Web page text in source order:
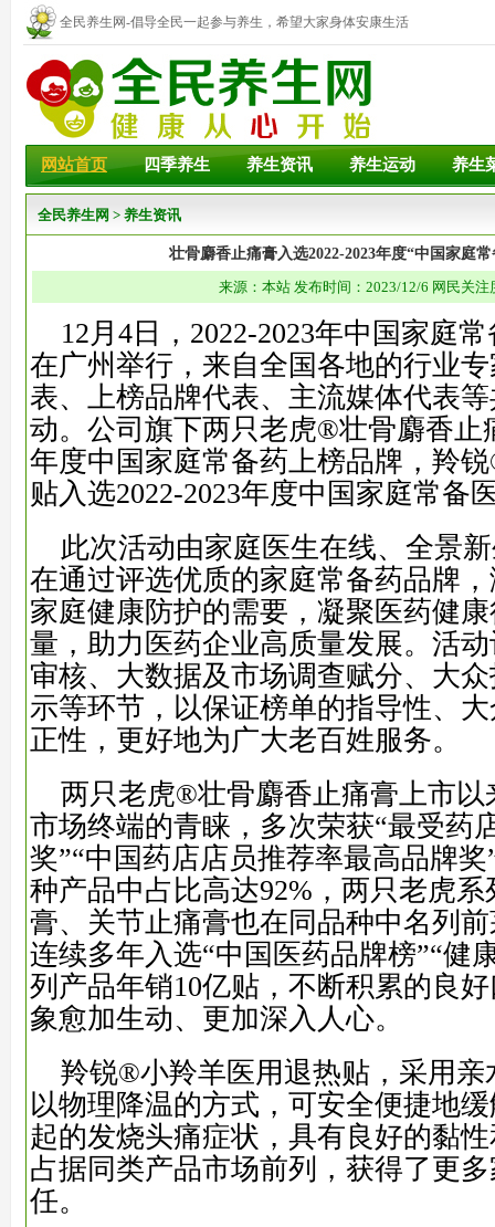
全民养生网-倡导全民一起参与养生，希望大家身体安康生活
幸福！
网站首页 四季养生 养生资讯 养生运动 养生
全民养生网 > 养生资讯
壮骨麝香止痛膏入选2022-2023年度“中国家庭
来源：本站 发布时间：2023/12/6 网民关注
12月4日，2022-2023年中国家庭
在广州举行，来自全国各地的行业
表、上榜品牌代表、主流媒体代表
动。公司旗下两只老虎®壮骨麝香止
年度中国家庭常备药上榜品牌，羚
贴入选2022-2023年度中国家庭常备
此次活动由家庭医生在线、全景
在通过评选优质的家庭常备药品牌
家庭健康防护的需要，凝聚医药健
量，助力医药企业高质量发展。活
审核、大数据及市场调查赋分、大
示等环节，以保证榜单的指导性、
正性，更好地为广大老百姓服务。
两只老虎®壮骨麝香止痛膏上市以
市场终端的青睐，多次荣获“最受药
奖”“中国药店店员推荐率最高品牌奖
种产品中占比高达92%，两只老虎
膏、关节止痛膏也在同品种中名列
连续多年入选“中国医药品牌榜”“健
列产品年销10亿贴，不断积累的良
象愈加生动、更加深入人心。
羚锐®小羚羊医用退热贴，采用亲
以物理降温的方式，可安全便捷地
起的发烧头痛症状，具有良好的黏
占据同类产品市场前列，获得了更
任。